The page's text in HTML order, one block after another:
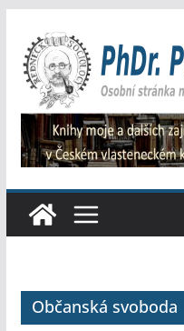
obsah
Občanská svoboda